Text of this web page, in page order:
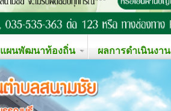
แผนพัฒนาท้องถิ่น ผลการดำเนินงาน